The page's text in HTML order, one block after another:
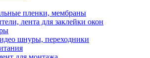
пленки, мембраны
лента для заклейки окон
шнуры, переходники